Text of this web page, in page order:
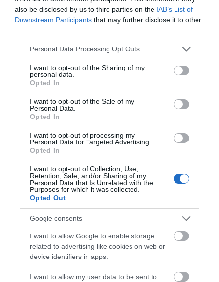
also be disclosed by us to third parties on the IAB’s List of
Downstream Participants that may further disclose it to other
Please note that this website/app uses one or more Google
not limited to your visit or usage behaviour. You may click to
grant or deny consent to Google and its third-party tags to
use your data for below specified purposes in below Google
consent section.
Personal Data Processing Opt Outs
I want to opt-out of the Sharing of my
personal data.
Opted In
I want to opt-out of the Sale of my
Personal Data.
Opted In
I want to opt-out of processing my
Personal Data for Targeted Advertising.
Opted In
I want to opt-out of Collection, Use,
Retention, Sale, and/or Sharing of my
Personal Data that Is Unrelated with the
Purposes for which it was collected.
Opted Out
Google consents
I want to allow Google to enable storage
related to advertising like cookies on web or
device identifiers in apps.
I want to allow my user data to be sent to
TAGS: ΑΝΤΙΠΛΗΜΜΥΡΙΚΑ ΕΡΓΑ
ΒΑΣΙΛΙΚΟ
ΕΙΔΗΣΕΙΣ
ΕΙΔΗΣΕΙΣ ΣΗΜΕΡΑ
ΕΡΓΑ ΕΥΒΟΙΑ
ΛΗΛΑΣ ΠΟΤΑΜΟΣ ΧΑΛΚΙΔΑ
ΡΟΗ ΕΙΔΗΣΕΩΝ
Τούμπαρε αυτοκίνητο
06.08.2026 | 20:00
Έσπασαν πιάτα στο κεφάλι του
Αταμάν – Βίντεο από τη Σύμη
06.08.2026 | 19:40
Φωτιά στη Σκύρο: Συνεχίζει να
καίει στο Νησί, συγκλονιστική
μαρτυρία – Νέες εικόνες και
βίντεο
06.08.2026 | 19:40
Ξεκινάει τεράστιο έργο αξίας